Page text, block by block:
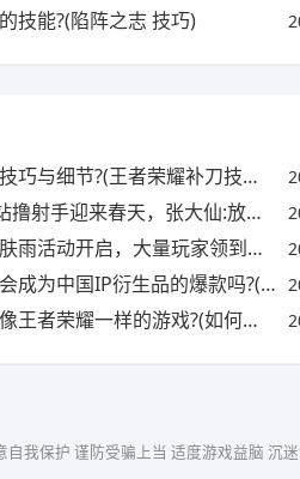
技能?(陷阵之志 技巧)
与细节?(王者荣耀补刀技巧视频)
，张大仙:放弃破晓选择逐日，容错率提高20%，你怎么看?
大量玩家领到史诗，欧皇拿到内测皮肤，你怎么看?
中国IP衍生品的爆款吗?(王者荣耀ip衍生游戏)
的游戏?(如何制作一个像王者荣耀一样的游戏软件)
我保护 谨防受骗上当 适度游戏益脑 沉